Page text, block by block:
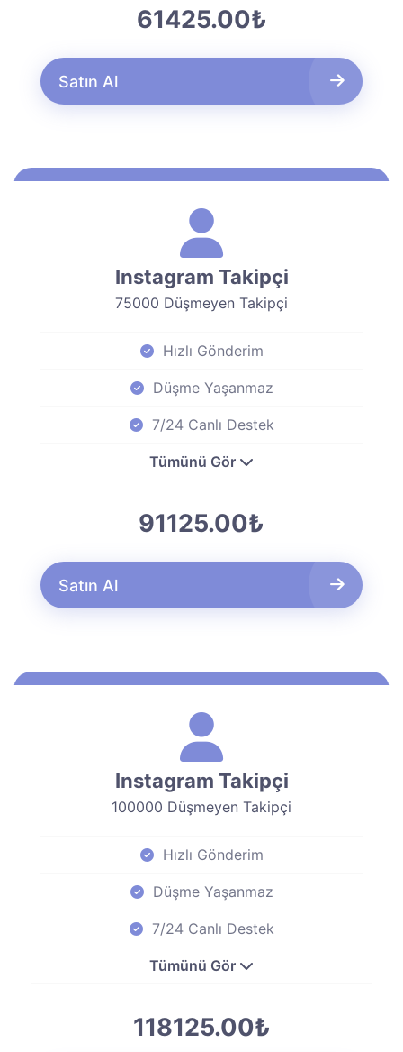
61425.00₺
Satın Al
Instagram Takipçi
75000 Düşmeyen Takipçi
Hızlı Gönderim
Düşme Yaşanmaz
7/24 Canlı Destek
Tümünü Gör
91125.00₺
Satın Al
Instagram Takipçi
100000 Düşmeyen Takipçi
Hızlı Gönderim
Düşme Yaşanmaz
7/24 Canlı Destek
Tümünü Gör
118125.00₺